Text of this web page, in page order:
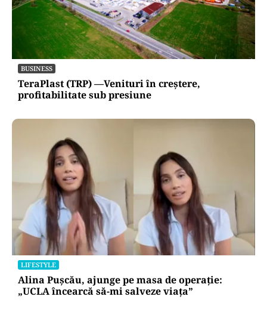
BUSINESS
TeraPlast (TRP) —Venituri în creștere,
profitabilitate sub presiune
LIFESTYLE
Alina Pușcău, ajunge pe masa de operație:
„UCLA încearcă să-mi salveze viața”